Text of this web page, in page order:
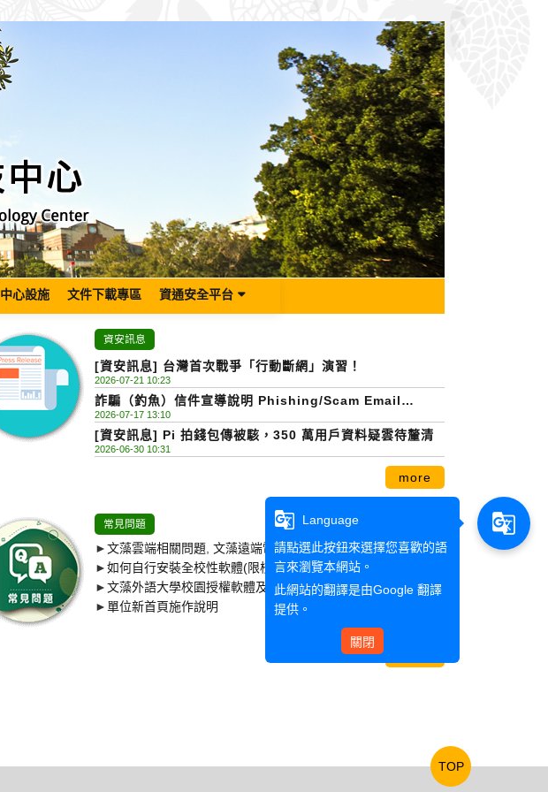
中心設施 文件下載專區 資通安全平台
資安訊息
[資安訊息] 台灣首次戰爭「行動斷網」演習！
2026-07-21 10:23
詐騙（釣魚）信件宣導說明 Phishing/Scam Email
Awareness Notice
2026-07-17 13:10
[資安訊息] Pi 拍錢包傳被駭，350 萬用戶資料疑雲待釐清
2026-06-30 10:31
more
常見問題
►文藻雲端相關問題 文藻遠端電腦系統使用說明
►如何自行安裝全校性軟體(限校內使用)
►文藻外語大學校園授權軟體及共享軟體下載專區使用方式
► 單位新首頁施作說明
TOP
g_translate
Language
請點選此按鈕來選擇您喜歡的語
言來瀏覽本網站。
此網站的翻譯是由Google 翻譯
提供。
關閉
g_translate